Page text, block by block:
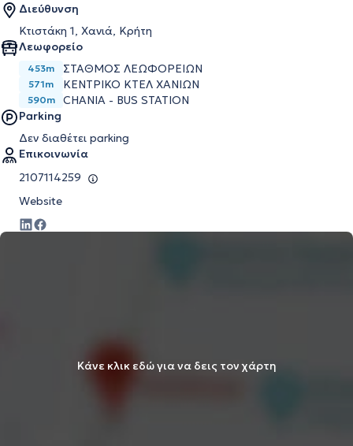
Διεύθυνση
Κτιστάκη 1, Χανιά, Κρήτη
Λεωφορείο
453m ΣΤΑΘΜΟΣ ΛΕΩΦΟΡΕΙΩΝ
571m ΚΕΝΤΡΙΚΟ ΚΤΕΛ ΧΑΝΙΩΝ
590m
CHANIA - BUS STATION
Parking
Δεν διαθέτει parking
Επικοινωνία
2107114259
Website
Κάνε κλικ εδώ για να δεις τον χάρτη